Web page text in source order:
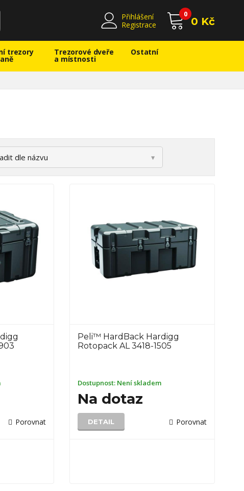
Přihlášení
Registrace
0
0 Kč
trezory Trezorové dveře
a místnosti
Ostatní
Porovnat
Peli™ HardBack Hardigg
Rotopack AL 3418-1505
Dostupnost: Není skladem
Na dotaz
DETAIL Porovnat